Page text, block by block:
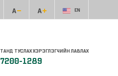
EN
ТАНД ТУСЛАХ ХЭРЭГЛЭГЧИЙН ЛАВЛАХ
7200-1289